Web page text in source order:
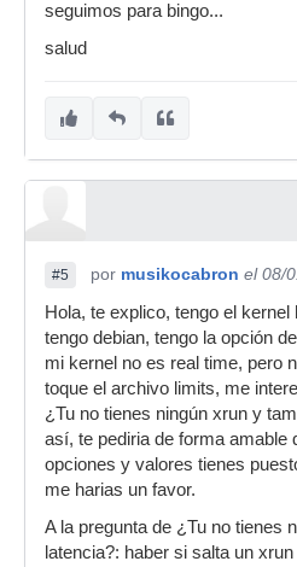
configure bien la pantalla
configuración.
seguimos para bingo...
salud
#5 por musikocabron el 08/
Hola, te explico, tengo el
tengo debian, tengo la opción
mi kernel no es real time, pero
toque el archivo limits, me
¿Tu no tienes ningún xrun y
así, te pediria de forma amable
opciones y valores tienes
me harias un favor.
A la pregunta de ¿Tu no tienes
latencia?: haber si salta un